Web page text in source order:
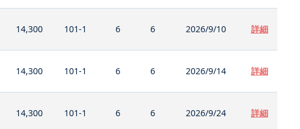
14,300 101-1 6 6 2026/9/10 詳細
14,300 101-1 6 6 2026/9/14 詳細
14,300 101-1 6 6 2026/9/24 詳細